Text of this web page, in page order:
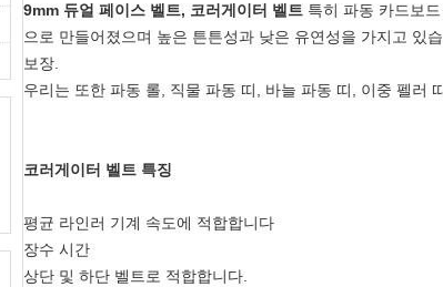
9mm 듀얼 페이스 벨트, 코러게이터 벨트 특히 파동 카드보
으로 만들어졌으며 높은 튼튼성과 낮은 유연성을 가지고 있
보장.
우리는 또한 파동 롤, 직물 파동 띠, 바늘 파동 띠, 이중 펠러
코러게이터 벨트 특징
평균 라인러 기계 속도에 적합합니다
장수 시간
상단 및 하단 벨트로 적합합니다.